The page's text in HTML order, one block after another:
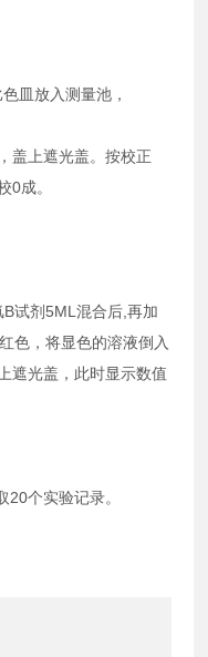
皿放入测量池，
盖上遮光盖。按校正
0成。
试剂5ML混合后,再加
色，将显色的溶液倒入
遮光盖，此时显示数值
个实验记录。